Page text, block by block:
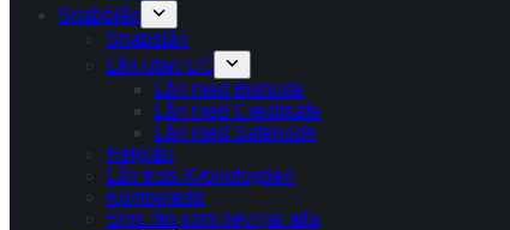
Snabblån
Snabblån
Lån utan UC
Lån med Bisnode
Lån med Creditsafe
Lån med Safenode
Helglån
Lån trots Kronofogden
Kontokredit
Sms lån som beviljar alla